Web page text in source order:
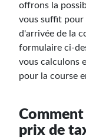
offrons la
vous suffit pour
d'arrivée de la
formulaire ci-
vous calculons
pour la course
prix de